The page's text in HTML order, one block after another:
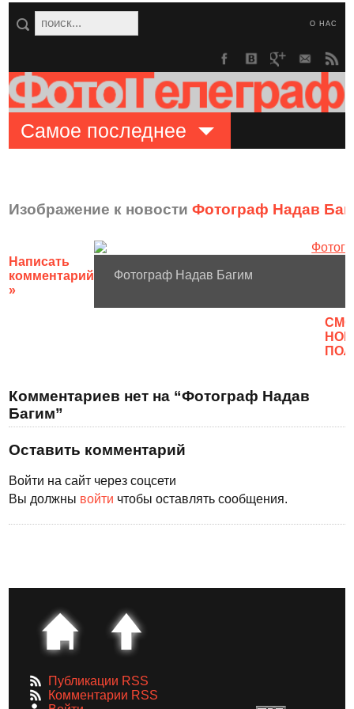
О НАС
Самое последнее
Изображение к новостиФотограф Надав
Написать
комментарий
»
Фотограф Надав Багим
Комментариев нет на “Фотограф Надав
Багим”
Оставить комментарий
Войти на сайт через соцсети
Вы должны войти чтобы оставлять сообщения.
Публикации RSS
Комментарии RSS